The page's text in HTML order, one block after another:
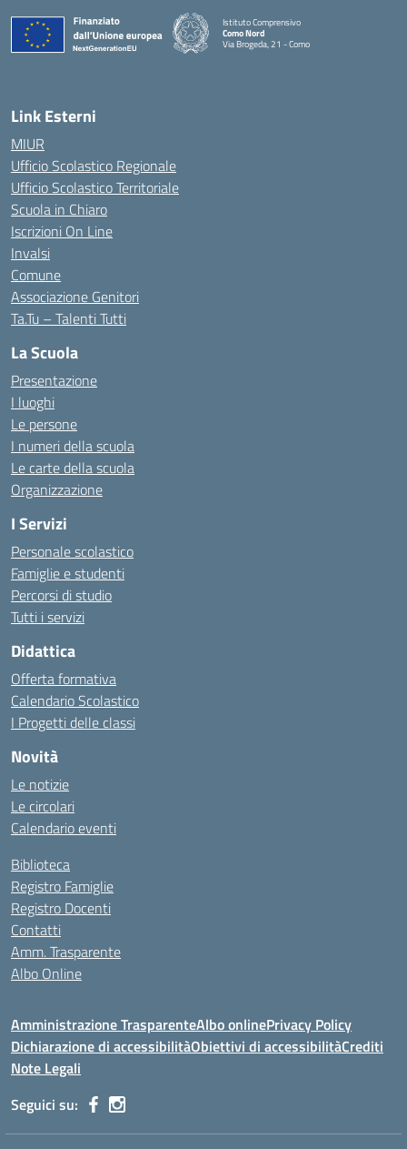
Istituto Comprensivo
Como Nord
Via Brogeda, 21 - Como
— Visita la pagina iniziale della scuola
Link Esterni
MIUR
Ufficio Scolastico Regionale
Ufficio Scolastico Territoriale
Scuola in Chiaro
Iscrizioni On Line
Invalsi
Comune
Associazione Genitori
Ta.Tu – Talenti Tutti
La Scuola
Presentazione
I luoghi
Le persone
I numeri della scuola
Le carte della scuola
Organizzazione
I Servizi
Personale scolastico
Famiglie e studenti
Percorsi di studio
Tutti i servizi
Didattica
Offerta formativa
Calendario Scolastico
I Progetti delle classi
Novità
Le notizie
Le circolari
Calendario eventi
Biblioteca
Registro Famiglie
Registro Docenti
Contatti
Amm. Trasparente
Albo Online
Amministrazione TrasparenteAlbo onlinePrivacy Policy
Dichiarazione di accessibilitàObiettivi di accessibilitàCrediti
Note Legali
Seguici su: